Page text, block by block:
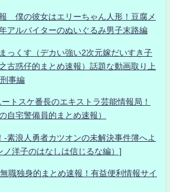
僕の彼女はエリーちゃん人形！豆腐メ
アルバイターのぬいぐるみ男子末路編
っくす（デカい強い2次元嫁だいすき子
古惑仔的まとめ速報）話題な動画取り上
事編
トスケ番長のエキストラ芸能情報局！
自宅警備員的まとめ速報）
-素浪人勇者カツオンの未解決事件簿へよ
ノ洋子のはなしは信じるな編）]
独身的まとめ速報！有益便利情報サイ